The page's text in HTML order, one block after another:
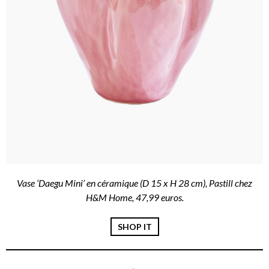
Vase ‘Daegu Mini’ en céramique (D 15 x H 28 cm), Pastill chez
H&M Home, 47,99 euros.
SHOP IT